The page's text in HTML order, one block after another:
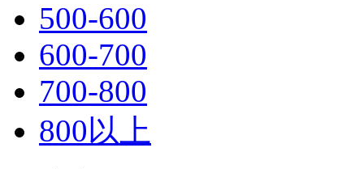
500-600
600-700
700-800
800以上